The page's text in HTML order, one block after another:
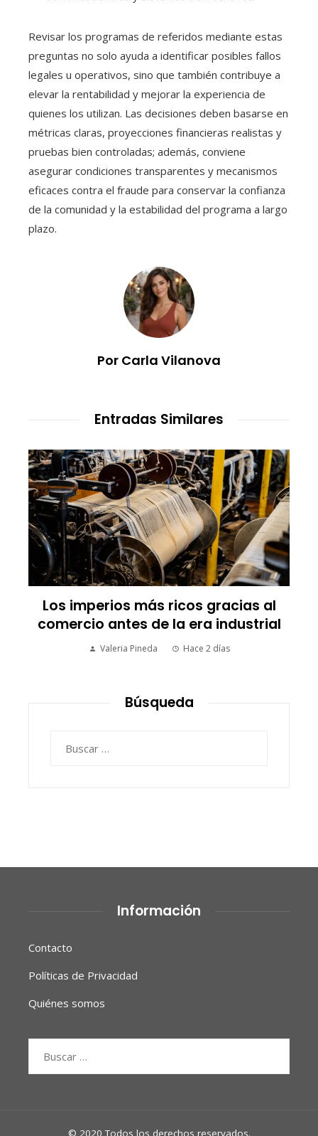
Revisar los programas de referidos mediante estas
preguntas no solo ayuda a identificar posibles fallos
legales u operativos, sino que también contribuye a
elevar la rentabilidad y mejorar la experiencia de
quienes los utilizan. Las decisiones deben basarse en
métricas claras, proyecciones financieras realistas y
pruebas bien controladas; además, conviene
asegurar condiciones transparentes y mecanismos
eficaces contra el fraude para conservar la confianza
de la comunidad y la estabilidad del programa a largo
plazo.
Por Carla Vilanova
Entradas Similares
Las empresas que alcanzaron los
picos más altos en valor bursátil
histórico
Búsqueda
Información
Contacto
Políticas de Privacidad
Quiénes somos